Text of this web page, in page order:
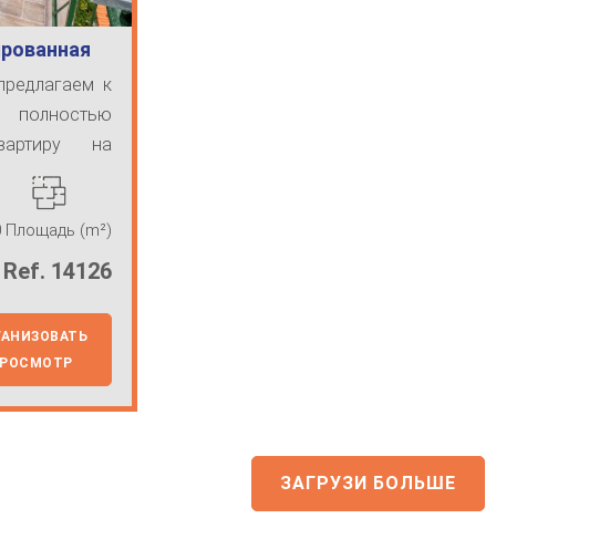
к
на
Площадь (m²)
Ref. 14126
ЗАГРУЗИ БОЛЬШЕ